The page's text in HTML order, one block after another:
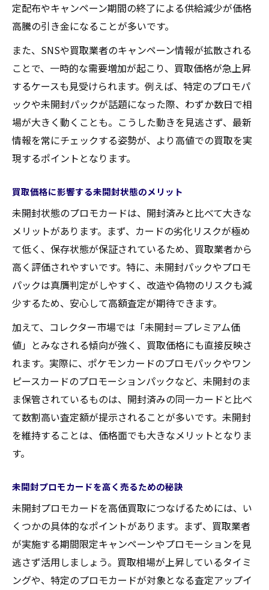
定配布やキャンペーン期間の終了による供給減少が価格
高騰の引き金になることが多いです。
また、SNSや買取業者のキャンペーン情報が拡散される
ことで、一時的な需要増加が起こり、買取価格が急上昇
するケースも見受けられます。例えば、特定のプロモパ
ックや未開封パックが話題になった際、わずか数日で相
場が大きく動くことも。こうした動きを見逃さず、最新
情報を常にチェックする姿勢が、より高値での買取を実
現するポイントとなります。
買取価格に影響する未開封状態のメリット
未開封状態のプロモカードは、開封済みと比べて大きな
メリットがあります。まず、カードの劣化リスクが極め
て低く、保存状態が保証されているため、買取業者から
高く評価されやすいです。特に、未開封パックやプロモ
パックは真贋判定がしやすく、改造や偽物のリスクも減
少するため、安心して高額査定が期待できます。
加えて、コレクター市場では「未開封＝プレミアム価
値」とみなされる傾向が強く、買取価格にも直接反映さ
れます。実際に、ポケモンカードのプロモパックやワン
ピースカードのプロモーションパックなど、未開封のま
ま保管されているものは、開封済みの同一カードと比べ
て数割高い査定額が提示されることが多いです。未開封
を維持することは、価格面でも大きなメリットとなりま
す。
未開封プロモカードを高く売るための秘訣
未開封プロモカードを高価買取につなげるためには、い
くつかの具体的なポイントがあります。まず、買取業者
が実施する期間限定キャンペーンやプロモーションを見
逃さず活用しましょう。買取相場が上昇しているタイミ
ングや、特定のプロモカードが対象となる査定アップイ